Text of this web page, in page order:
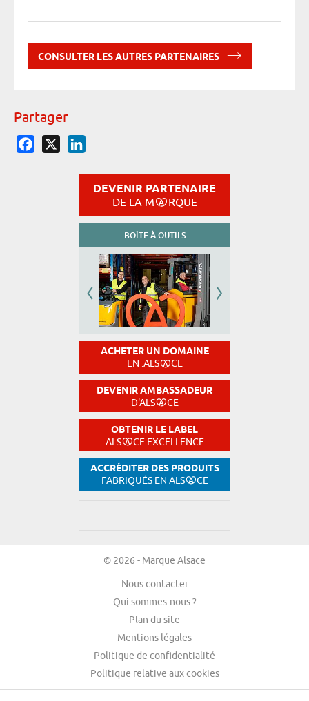
CONSULTER LES AUTRES PARTENAIRES
Partager
Facebook
DEVENIR PARTENAIRE
DE LA M RQUE
BOÎTE À OUTILS
ACHETER UN DOMAINE
EN .ALS CE
DEVENIR AMBASSADEUR
D'ALS CE
OBTENIR LE LABEL
ALS CE EXCELLENCE
ACCRÉDITER DES PRODUITS
FABRIQUÉS EN ALS CE
© 2026 - Marque Alsace
Nous contacter
Qui sommes-nous ?
Plan du site
Mentions légales
Politique de confidentialité
Politique relative aux cookies